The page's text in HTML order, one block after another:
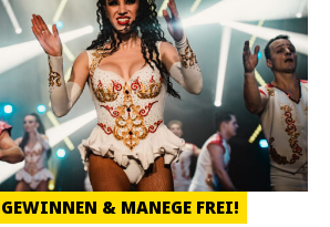
& MANEGE FREI!